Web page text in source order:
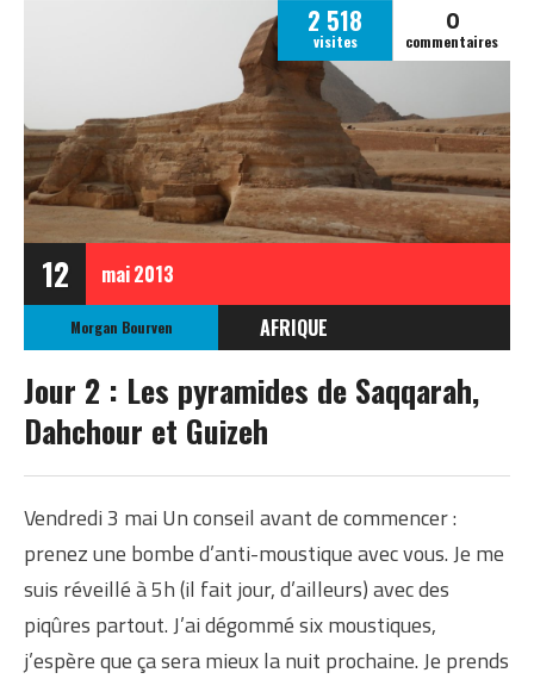
12 mai2013
2 518
visites
0
commentaires
Morgan Bourven
AFRIQUE
ÉGYPTE
Jour 2 : Les pyramides de Saqqarah,
Dahchour et Guizeh
Vendredi 3 mai Un conseil avant de commencer :
prenez une bombe d’anti-moustique avec vous. Je me
suis réveillé à 5h (il fait jour, d’ailleurs) avec des
piqûres partout. J’ai dégommé six moustiques,
j’espère que ça sera mieux la nuit prochaine. Je prends